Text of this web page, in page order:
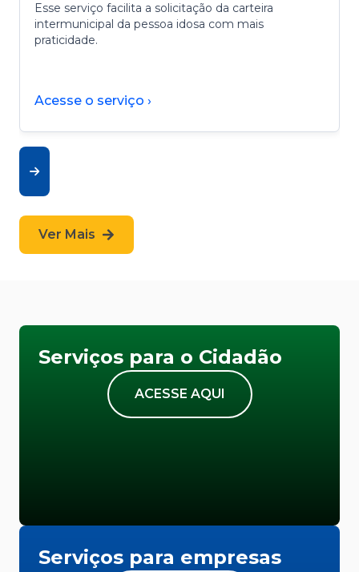
Esse serviço facilita a solicitação da carteira
intermunicipal da pessoa idosa com mais
praticidade.
Acesse o serviço ›
Ver Mais
Serviços para o Cidadão
ACESSE AQUI
Serviços para empresas